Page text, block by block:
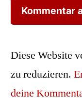
Diese Website
zu reduzieren.
deine